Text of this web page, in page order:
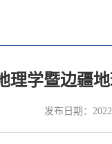
理学暨边疆
发布日期：